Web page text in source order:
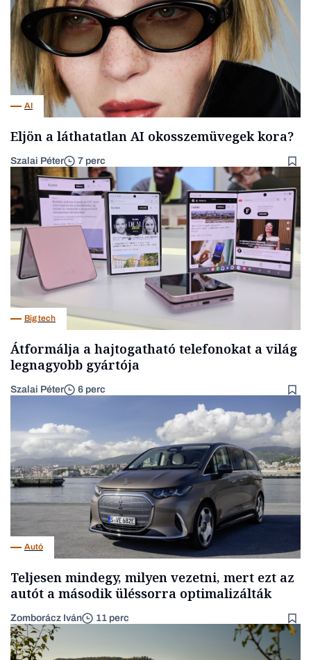
AI
Eljön a láthatatlan AI okosszemüvegek kora?
Szalai Péter 7 perc
Big tech
Átformálja a hajtogatható telefonokat a világ
legnagyobb gyártója
Szalai Péter 6 perc
Autó
Teljesen mindegy, milyen vezetni, mert ezt az
autót a második üléssorra optimalizálták
Zomborácz Iván 11 perc